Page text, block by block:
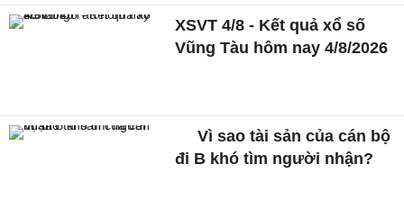
XSVT 4/8 - Kết quả xổ số
Vũng Tàu hôm nay 4/8/2026
Vì sao tài sản của cán bộ
đi B khó tìm người nhận?